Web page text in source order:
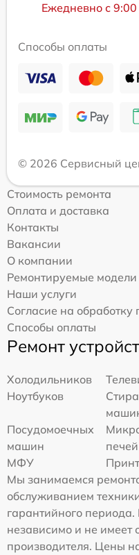
Ежедневно с
Способы оплаты
© 2026 Сервисный
Стоимость ремонта
Оплата и доставка
Контакты
Вакансии
О компании
Ремонтируемые модели
Наши услуги
Согласие на
Способы оплаты
Ремонт
Холодильников
Ноутбуков
Посудомоечных
машин
печей
МФУ
Мы занимаемся
обслуживанием
гарантийного
независимо и не имеет
производителя. Цены